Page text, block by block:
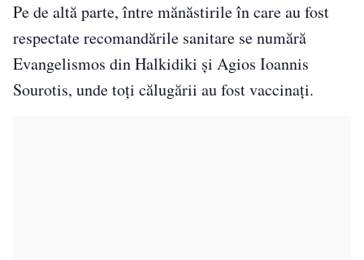
Pe de altă parte, între mănăstirile în care au fost
respectate recomandările sanitare se numără
Evangelismos din Halkidiki şi Agios Ioannis
Sourotis, unde toţi călugării au fost vaccinaţi.